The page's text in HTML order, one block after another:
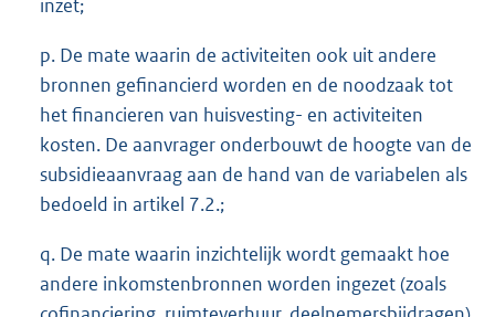
inzet;
p. De mate waarin de activiteiten ook uit andere
bronnen gefinancierd worden en de noodzaak tot
het financieren van huisvesting- en activiteiten
kosten. De aanvrager onderbouwt de hoogte van de
subsidieaanvraag aan de hand van de variabelen als
bedoeld in artikel 7.2.;
q. De mate waarin inzichtelijk wordt gemaakt hoe
andere inkomstenbronnen worden ingezet (zoals